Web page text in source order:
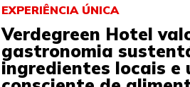
EXPERIÊNCIA ÚNICA
Verdegreen Hotel
gastronomia
ingredientes locais e